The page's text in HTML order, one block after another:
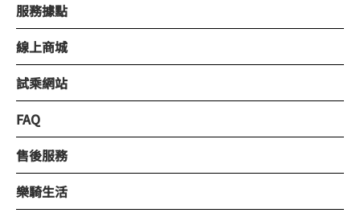
服務據點
線上商城
試乘網站
FAQ
售後服務
樂騎生活